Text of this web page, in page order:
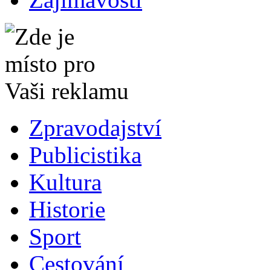
Zpravodajství
Publicistika
Kultura
Historie
Sport
Cestování